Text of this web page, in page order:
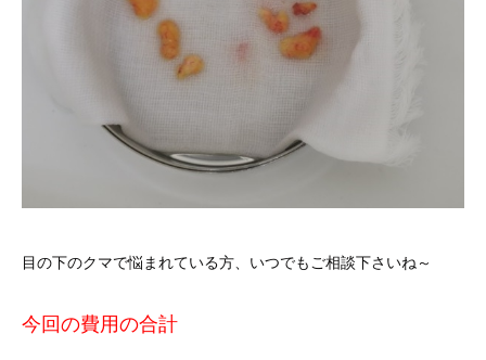
目の下のクマで悩まれている方、いつでもご相談下さいね～
今回の費用の合計